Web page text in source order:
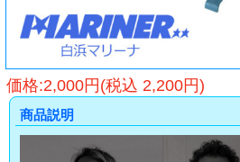
価格:2,000円(税込 2,200円)
商品説明